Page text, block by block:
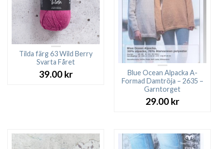
Tilda färg 63 Wild Berry
Svarta Fåret
39.00 kr
Blue Ocean Alpacka A-
Formad Damtröja – 2635 –
Garntorget
29.00 kr